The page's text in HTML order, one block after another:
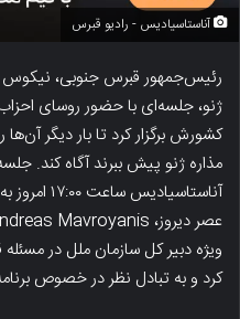
آناستاسیادیس - رادیو قبرس
رئیس‌جمهور قبرس جنوبی،
ژنو، جلسه‌ای با حضور روسای
کشورش برگزار کرد تا بار دیگر
آناستاسیادیس ساعت ۱۷:۰۰ امروز به وقت سوئیس برگزار خواهد شد.
کرد و به تبادل نظر در خصوص